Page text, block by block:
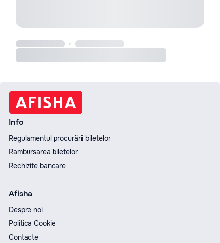
Info
Regulamentul procurării biletelor
Rambursarea biletelor
Rechizite bancare
Afisha
Despre noi
Politica Cookie
Contacte